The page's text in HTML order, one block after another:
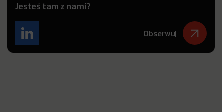
Jesteś tam z nami?
Obserwuj